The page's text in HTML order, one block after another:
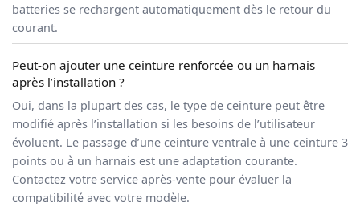
batteries se rechargent automatiquement dès le retour du
courant.
Peut-on ajouter une ceinture renforcée ou un harnais
après l’installation ?
Oui, dans la plupart des cas, le type de ceinture peut être
modifié après l’installation si les besoins de l’utilisateur
évoluent. Le passage d’une ceinture ventrale à une ceinture 3
points ou à un harnais est une adaptation courante.
Contactez votre service après-vente pour évaluer la
compatibilité avec votre modèle.